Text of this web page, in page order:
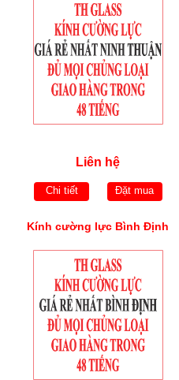
Liên hệ
Chi tiết Đặt mua
Kính cường lực Bình Định